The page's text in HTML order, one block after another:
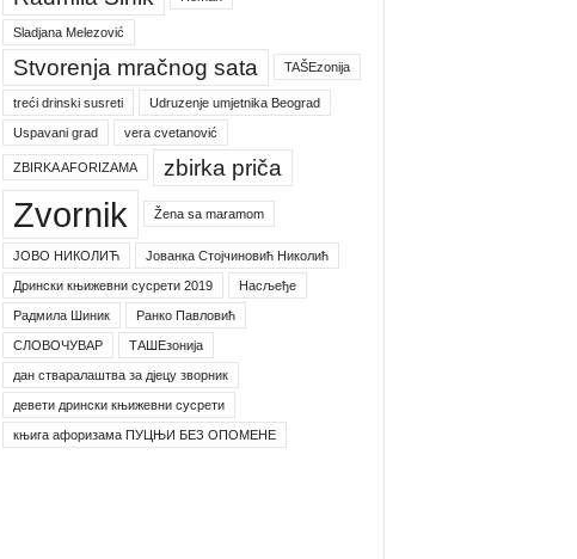
Sladjana Melezović
Stvorenja mračnog sata TAŠEzonija
treći drinski susreti Udruzenje umjetnika Beograd
Uspavani grad vera cvetanović
ZBIRKA AFORIZAMA zbirka priča
Zvornik Žena sa maramom
ЈОВО НИКОЛИЋ Јованка Стојчиновић Николић
Дрински књижевни сусрети 2019 Насљеђе
Радмила Шиник Ранко Павловић
СЛОВОЧУВАР ТАШЕзонија
дан стваралаштва за дјецу зворник
девети дрински књижевни сусрети
књига афоризама ПУЦЊИ БЕЗ ОПОМЕНЕ